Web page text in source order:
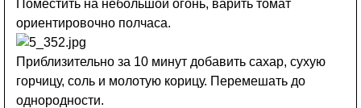
Поместить на небольшой огонь, варить томат
ориентировочно полчаса.
Приблизительно за 10 минут добавить сахар, сухую
горчицу, соль и молотую корицу. Перемешать до
однородности.